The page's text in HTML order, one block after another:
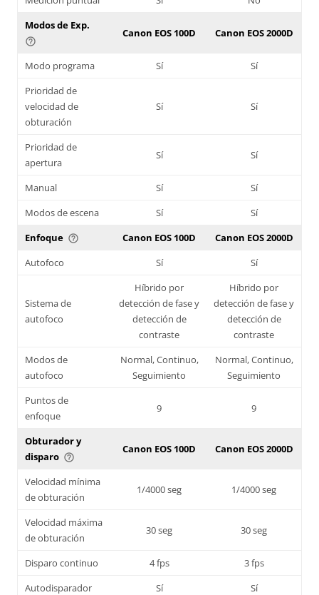
Modos de Exp.
help_outline
Canon EOS 100D Canon EOS 2000D
Modo programa Sí
Sí
Prioridad de
velocidad de
obturación
Sí Sí
Prioridad de
apertura
Sí Sí
Manual Sí
Sí
Modos de escena
Sí
Sí
Enfoque help_outline Canon EOS 100D
Canon EOS 2000D
Autofoco
Sí Sí
Sistema de
autofoco
Híbrido por
detección de fase y
detección de
contraste
Híbrido por
detección de fase y
detección de
contraste
Modos de
autofoco
Normal, Continuo,
Seguimiento
Normal, Continuo,
Seguimiento
Puntos de
enfoque
9 9
Obturador y
disparo help_outline
Canon EOS 100D Canon EOS 2000D
Velocidad mínima
de obturación
1/4000 seg 1/4000 seg
Velocidad máxima
de obturación
30 seg 30 seg
Disparo continuo 4 fps
3 fps
Autodisparador
Sí Sí